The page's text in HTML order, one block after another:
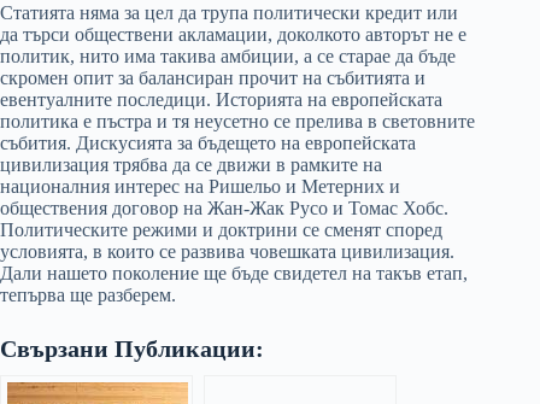
Статията няма за цел да трупа политически кредит или
да търси обществени акламации, доколкото авторът не е
политик, нито има такива амбиции, а се старае да бъде
скромен опит за балансиран прочит на събитията и
евентуалните последици. Историята на европейската
политика е пъстра и тя неусетно се прелива в световните
събития. Дискусията за бъдещето на европейската
цивилизация трябва да се движи в рамките на
националния интерес на Ришельо и Метерних и
обществения договор на Жан-Жак Русо и Томас Хобс.
Политическите режими и доктрини се сменят според
условията, в които се развива човешката цивилизация.
Дали нашето поколение ще бъде свидетел на такъв етап,
тепърва ще разберем.
Свързани Публикации: